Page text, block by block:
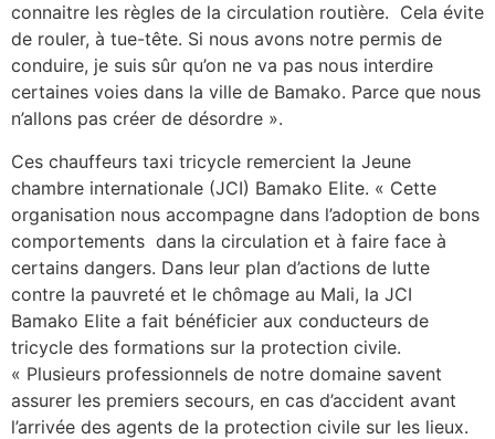
connaitre les règles de la circulation routière. Cela évite
de rouler, à tue-tête. Si nous avons notre permis de
conduire, je suis sûr qu’on ne va pas nous interdire
certaines voies dans la ville de Bamako. Parce que nous
n’allons pas créer de désordre ».
Ces chauffeurs taxi tricycle remercient la Jeune
chambre internationale (JCI) Bamako Elite. « Cette
organisation nous accompagne dans l’adoption de bons
comportements dans la circulation et à faire face à
certains dangers. Dans leur plan d’actions de lutte
contre la pauvreté et le chômage au Mali, la JCI
Bamako Elite a fait bénéficier aux conducteurs de
tricycle des formations sur la protection civile.
« Plusieurs professionnels de notre domaine savent
assurer les premiers secours, en cas d’accident avant
l’arrivée des agents de la protection civile sur les lieux.